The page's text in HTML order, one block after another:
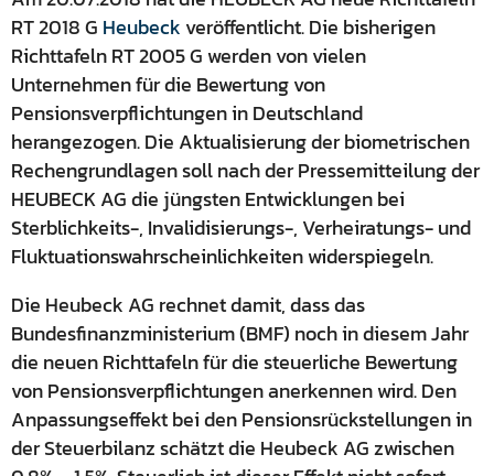
RT 2018 G Heubeck veröffentlicht. Die bisherigen
Richttafeln RT 2005 G werden von vielen
Unternehmen für die Bewertung von
Pensionsverpflichtungen in Deutschland
herangezogen. Die Aktualisierung der biometrischen
Rechengrundlagen soll nach der Pressemitteilung der
HEUBECK AG die jüngsten Entwicklungen bei
Sterblichkeits-, Invalidisierungs-, Verheiratungs- und
Fluktuationswahrscheinlichkeiten widerspiegeln.
Die Heubeck AG rechnet damit, dass das
Bundesfinanzministerium (BMF) noch in diesem Jahr
die neuen Richttafeln für die steuerliche Bewertung
von Pensionsverpflichtungen anerkennen wird. Den
Anpassungseffekt bei den Pensionsrückstellungen in
der Steuerbilanz schätzt die Heubeck AG zwischen